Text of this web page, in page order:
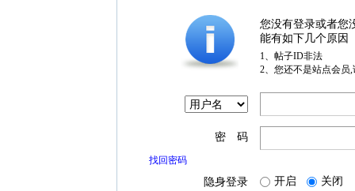
您没有登录或者您
能有如下几个原因
1、帖子ID非法
2、您还不是站点会员
密 码
找回密码
隐身登录 开启 关闭